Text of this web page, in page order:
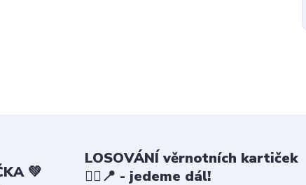
💚
LOSOVÁNÍ věrnotních kartiček
🤸‍♀️📍 - jedeme dál!